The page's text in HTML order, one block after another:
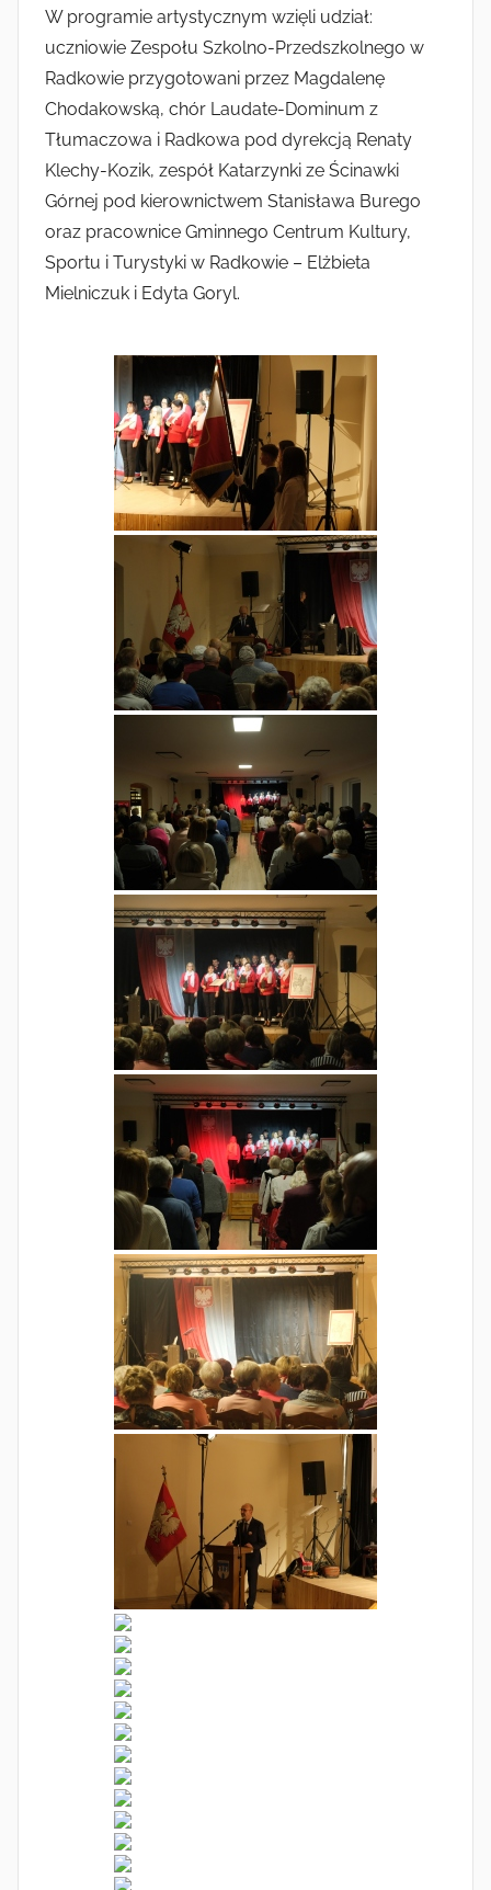
W programie artystycznym wzięli udział:
uczniowie Zespołu Szkolno-Przedszkolnego w
Radkowie przygotowani przez Magdalenę
Chodakowską, chór Laudate-Dominum z
Tłumaczowa i Radkowa pod dyrekcją Renaty
Klechy-Kozik, zespół Katarzynki ze Ścinawki
Górnej pod kierownictwem Stanisława Burego
oraz pracownice Gminnego Centrum Kultury,
Sportu i Turystyki w Radkowie – Elżbieta
Mielniczuk i Edyta Goryl.